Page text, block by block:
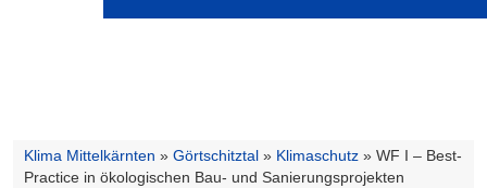
Klima Mittelkärnten » Görtschitztal » Klimaschutz » WF I – Best-
Practice in ökologischen Bau- und Sanierungsprojekten